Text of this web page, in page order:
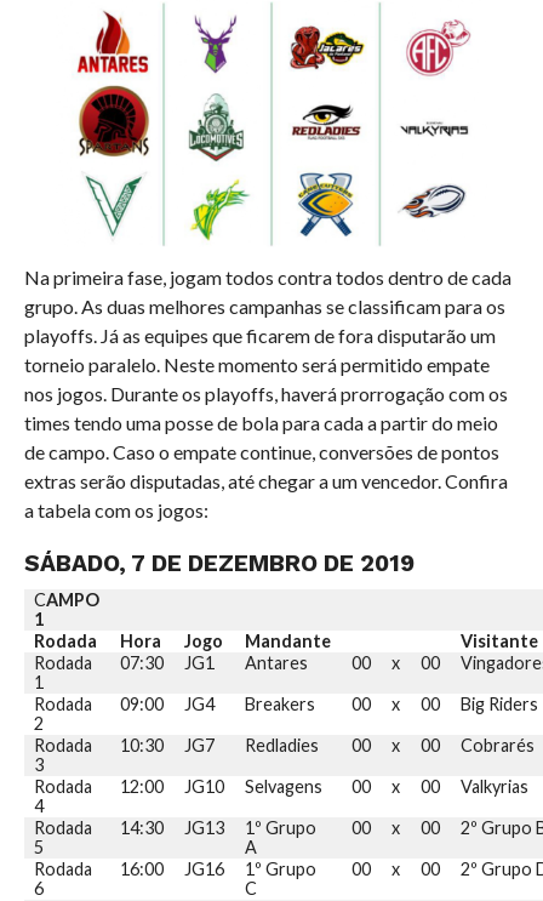
Na primeira fase, jogam todos contra todos dentro de cada
grupo. As duas melhores campanhas se classificam para os
playoffs. Já as equipes que ficarem de fora disputarão um
torneio paralelo. Neste momento será permitido empate
nos jogos. Durante os playoffs, haverá prorrogação com os
times tendo uma posse de bola para cada a partir do meio
de campo. Caso o empate continue, conversões de pontos
extras serão disputadas, até chegar a um vencedor. Confira
a tabela com os jogos:
SÁBADO, 7 DE DEZEMBRO DE 2019
CAMPO
1
Rodada
Hora Jogo Mandante
Visitante
Rodada
1
07:30 JG1 Antares 00 x 00
Rodada
2
09:00 JG4 Breakers 00 x 00
Big Riders
Rodada
3
10:30 JG7 Redladies 00 x 00
Cobrarés
Rodada
4
12:00 JG10 Selvagens 00 x 00
Valkyrias
Rodada
5
14:30 JG13
1º Grupo
A
00 x 00
2º Grupo
Rodada
6
16:00 JG16
1º Grupo
C
00 x 00 2º Grupo